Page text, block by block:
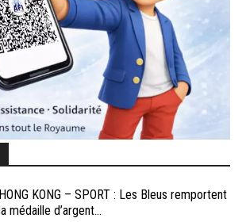
HONG KONG – SPORT : Les Bleus remportent
la médaille d’argent...